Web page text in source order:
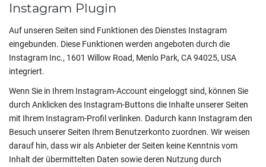
Instagram Plugin
Auf unseren Seiten sind Funktionen des Dienstes Instagram
eingebunden. Diese Funktionen werden angeboten durch die
Instagram Inc., 1601 Willow Road, Menlo Park, CA 94025, USA
integriert.
Wenn Sie in Ihrem Instagram-Account eingeloggt sind, können Sie
durch Anklicken des Instagram-Buttons die Inhalte unserer Seiten
mit Ihrem Instagram-Profil verlinken. Dadurch kann Instagram den
Besuch unserer Seiten Ihrem Benutzerkonto zuordnen. Wir weisen
darauf hin, dass wir als Anbieter der Seiten keine Kenntnis vom
Inhalt der übermittelten Daten sowie deren Nutzung durch